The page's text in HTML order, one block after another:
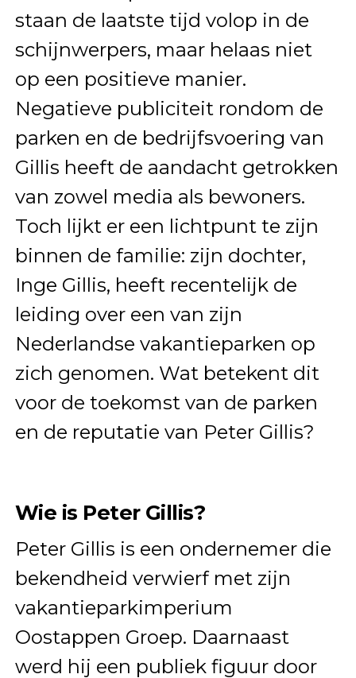
staan de laatste tijd volop in de
schijnwerpers, maar helaas niet
op een positieve manier.
Negatieve publiciteit rondom de
parken en de bedrijfsvoering van
Gillis heeft de aandacht getrokken
van zowel media als bewoners.
Toch lijkt er een lichtpunt te zijn
binnen de familie: zijn dochter,
Inge Gillis, heeft recentelijk de
leiding over een van zijn
Nederlandse vakantieparken op
zich genomen. Wat betekent dit
voor de toekomst van de parken
en de reputatie van Peter Gillis?
Wie is Peter Gillis?
Peter Gillis is een ondernemer die
bekendheid verwierf met zijn
vakantieparkimperium
Oostappen Groep. Daarnaast
werd hij een publiek figuur door